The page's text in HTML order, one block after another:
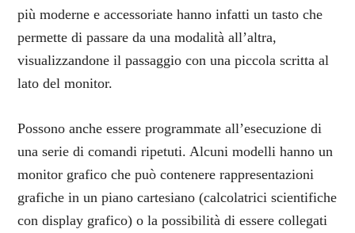
più moderne e accessoriate hanno infatti un tasto che
permette di passare da una modalità all’altra,
visualizzandone il passaggio con una piccola scritta al
lato del monitor.
Possono anche essere programmate all’esecuzione di
una serie di comandi ripetuti. Alcuni modelli hanno un
monitor grafico che può contenere rappresentazioni
grafiche in un piano cartesiano (calcolatrici scientifiche
con display grafico) o la possibilità di essere collegati